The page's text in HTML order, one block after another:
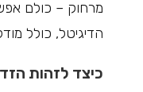
מרחוק – כולם
הדיגיטל, כולל
כיצד לזהות